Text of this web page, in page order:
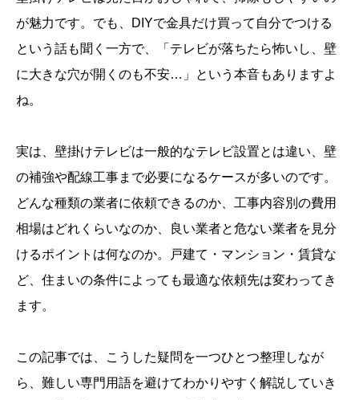
が魅力です。でも、DIYで金具だけ買って自分でつける
という話も聞く一方で、「テレビが落ちたら怖いし、壁
に大きな穴が開くのも不安…」という本音もありますよ
ね。
実は、壁掛けテレビは一般的なテレビ設置とは違い、壁
の補強や配線工事まで必要になるケースが多いのです。
どんな種類の業者に依頼できるのか、工事内容別の費用
相場はどれくらいなのか、良い業者と危ない業者を見分
けるポイントは何なのか。戸建て・マンション・賃貸な
ど、住まいの条件によっても最適な依頼先は変わってき
ます。
この記事では、こうした疑問を一つひとつ整理しなが
ら、難しい専門用語を避けてわかりやすく解説していき